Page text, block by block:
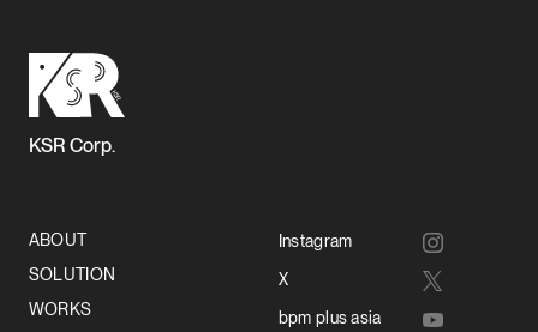
KSR Corp.
ABOUT
SOLUTION
WORKS
Instagram
X
bpm plus asia